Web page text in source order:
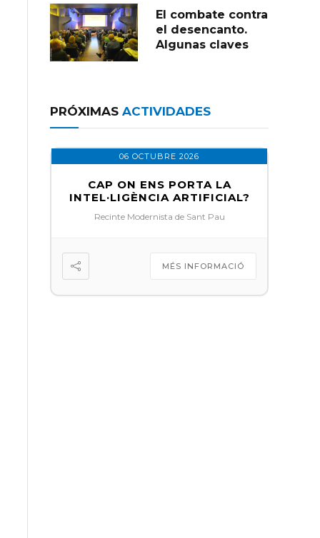
El combate contra
el desencanto.
Algunas claves
PRÓXIMASACTIVIDADES
06 OCTUBRE 2026
CAP ON ENS PORTA LA
INTEL·LIGÈNCIA ARTIFICIAL?
Recinte Modernista de Sant Pau
MÉS INFORMACIÓ